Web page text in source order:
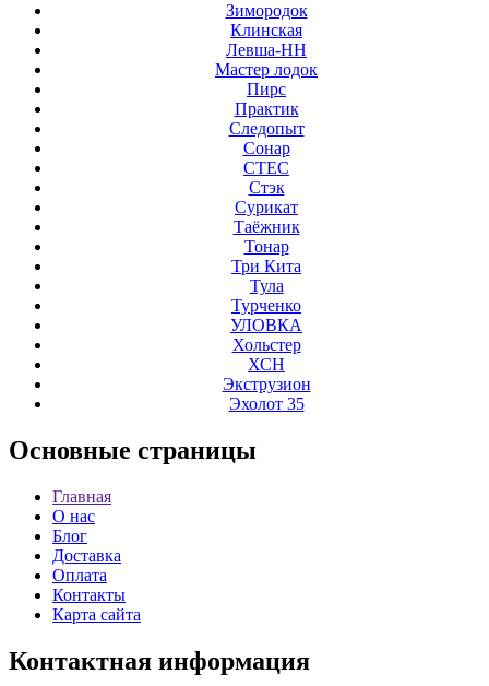
Зимородок
Клинская
Левша-НН
Мастер лодок
Пирс
Практик
Следопыт
Сонар
СТЕС
Стэк
Сурикат
Таёжник
Тонар
Три Кита
Тула
Турченко
УЛОВКА
Хольстер
ХСН
Экструзион
Эхолот 35
Основные страницы
Главная
О нас
Блог
Доставка
Оплата
Контакты
Карта сайта
Контактная информация